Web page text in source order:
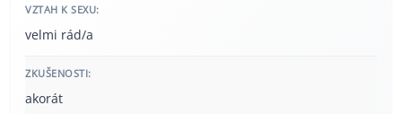
VZTAH K SEXU:
velmi rád/a
ZKUŠENOSTI:
akorát